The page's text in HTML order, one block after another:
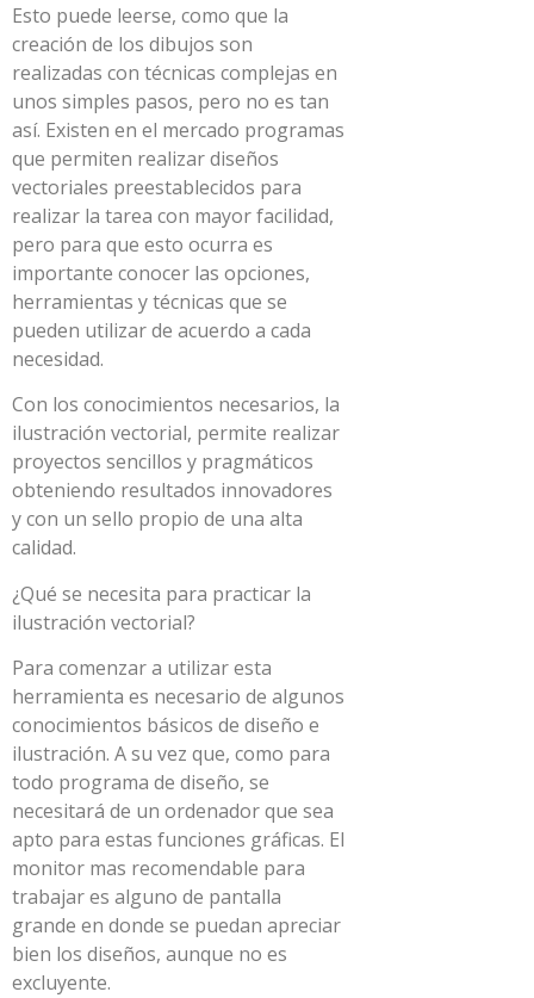
Esto puede leerse, como que la
creación de los dibujos son
realizadas con técnicas complejas en
unos simples pasos, pero no es tan
así. Existen en el mercado programas
que permiten realizar diseños
vectoriales preestablecidos para
realizar la tarea con mayor facilidad,
pero para que esto ocurra es
importante conocer las opciones,
herramientas y técnicas que se
pueden utilizar de acuerdo a cada
necesidad.
Con los conocimientos necesarios, la
ilustración vectorial, permite realizar
proyectos sencillos y pragmáticos
obteniendo resultados innovadores
y con un sello propio de una alta
calidad.
¿Qué se necesita para practicar la
ilustración vectorial?
Para comenzar a utilizar esta
herramienta es necesario de algunos
conocimientos básicos de diseño e
ilustración. A su vez que, como para
todo programa de diseño, se
necesitará de un ordenador que sea
apto para estas funciones gráficas. El
monitor mas recomendable para
trabajar es alguno de pantalla
grande en donde se puedan apreciar
bien los diseños, aunque no es
excluyente.